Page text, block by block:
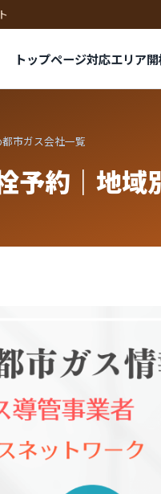
トップページ対応エリア
市ガス会社一覧
予約｜地